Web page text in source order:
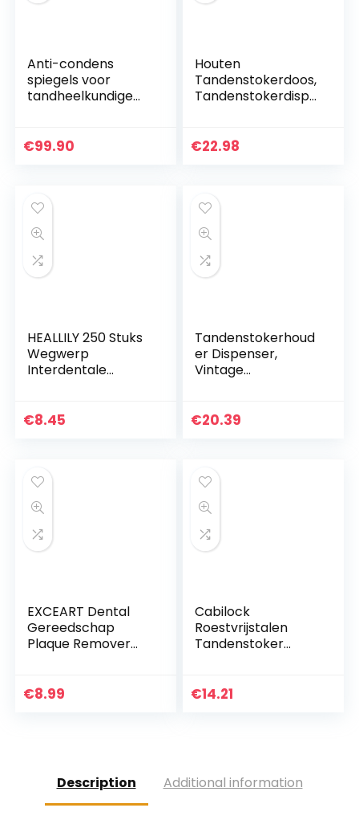
Anti-condens
spiegels voor
tandheelkundige
met handvat, kits
€99.90
Houten
Tandenstokerdoos,
Tandenstokerdispe
Tandenstokerhoud
€22.98
HEALLILY 250 Stuks
Wegwerp
Interdentale
Tandenstokers
€8.45
Tandenstokerhoud
er Dispenser,
Vintage
Wattenstaafje
Opbergdoos
Koffer…
€20.39
EXCEART Dental
Gereedschap
Plaque Remover
Cleaning Kit
€8.99
Cabilock
Roestvrijstalen
Tandenstoker
Wattenstaafje
€14.21
Description Additional information